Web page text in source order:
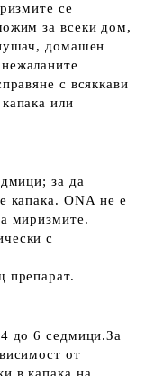
се
за всеки дом,
домашен
с всяккави
или
за да
капака. ONA не е
миризмите.
с
препарат.
до 6 седмици.За
от